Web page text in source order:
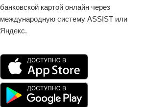
банковской картой онлайн через
международную систему ASSIST или
Яндекс.